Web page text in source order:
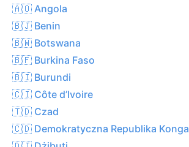
🇦🇴 Angola
🇧🇯 Benin
🇧🇼 Botswana
🇧🇫 Burkina Faso
🇧🇮 Burundi
🇨🇮 Côte d’Ivoire
🇹🇩 Czad
🇨🇩 Demokratyczna Republika Konga